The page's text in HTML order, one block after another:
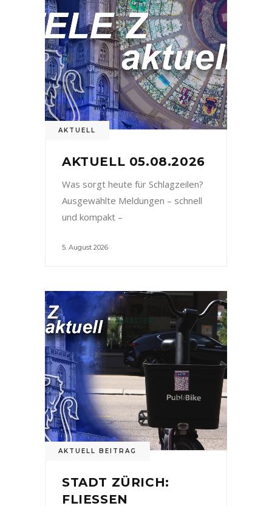
AKTUELL
AKTUELL 05.08.2026
Was sorgt heute für Schlagzeilen?
Ausgewählte Meldungen – schnell
und kompakt –
5. August 2026
AKTUELL BEITRAG
STADT ZÜRICH:
FLIESSEN